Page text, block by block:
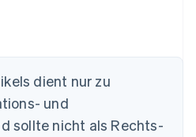
dient nur zu
und
sollte nicht als Rechts-